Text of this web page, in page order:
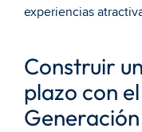
experiencias
Construir
plazo con